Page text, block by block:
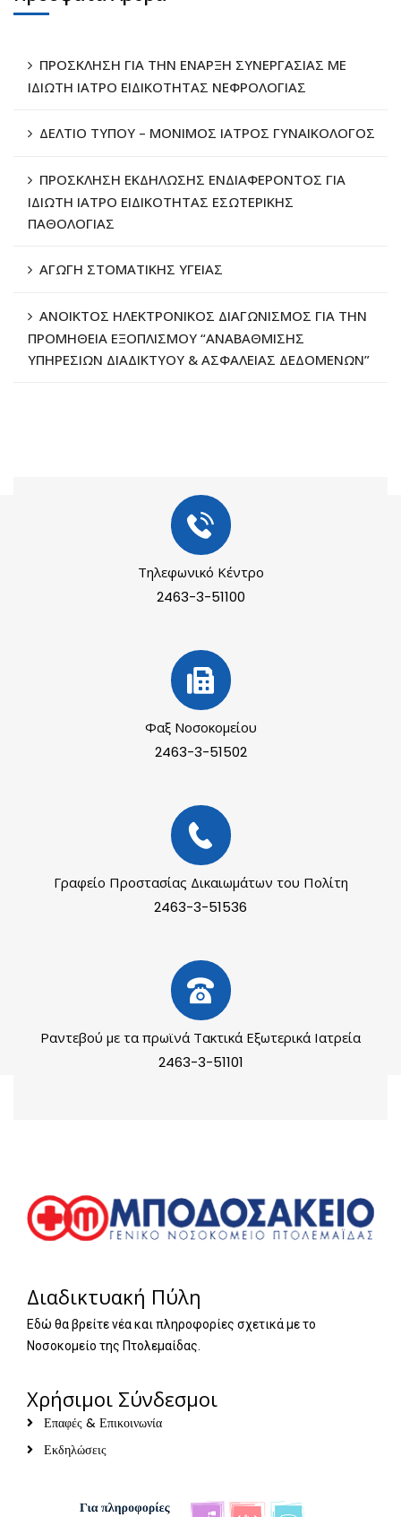
ΠΡΟΣΚΛΗΣΗ ΓΙΑ ΤΗΝ ΕΝΑΡΞΗ ΣΥΝΕΡΓΑΣΙΑΣ ΜΕ
ΙΔΙΩΤΗ ΙΑΤΡΟ ΕΙΔΙΚΟΤΗΤΑΣ ΝΕΦΡΟΛΟΓΙΑΣ
ΔΕΛΤΙΟ ΤΥΠΟΥ – ΜΟΝΙΜΟΣ ΙΑΤΡΟΣ ΓΥΝΑΙΚΟΛΟΓΟΣ
ΠΡΟΣΚΛΗΣΗ ΕΚΔΗΛΩΣΗΣ ΕΝΔΙΑΦΕΡΟΝΤΟΣ ΓΙΑ
ΙΔΙΩΤΗ ΙΑΤΡΟ ΕΙΔΙΚΟΤΗΤΑΣ ΕΣΩΤΕΡΙΚΗΣ
ΠΑΘΟΛΟΓΙΑΣ
ΑΓΩΓΗ ΣΤΟΜΑΤΙΚΗΣ ΥΓΕΙΑΣ
ΑΝΟΙΚΤΟΣ ΗΛΕΚΤΡΟΝΙΚΟΣ ΔΙΑΓΩΝΙΣΜΟΣ ΓΙΑ ΤΗΝ
ΠΡΟΜΗΘΕΙΑ ΕΞΟΠΛΙΣΜΟΥ “ΑΝΑΒΑΘΜΙΣΗΣ
ΥΠΗΡΕΣΙΩΝ ΔΙΑΔΙΚΤΥΟΥ & ΑΣΦΑΛΕΙΑΣ ΔΕΔΟΜΕΝΩΝ”
Τηλεφωνικό Κέντρο
2463-3-51100
Φαξ Νοσοκομείου
2463-3-51502
Γραφείο Προστασίας Δικαιωμάτων του Πολίτη
2463-3-51536
Ραντεβού με τα πρωϊνά Τακτικά Εξωτερικά Ιατρεία
2463-3-51101
Διαδικτυακή Πύλη
Εδώ θα βρείτε νέα και πληροφορίες σχετικά με το
Νοσοκομείο της Πτολεμαίδας.
Χρήσιμοι Σύνδεσμοι
Επαφές & Επικοινωνία
Εκδηλώσεις